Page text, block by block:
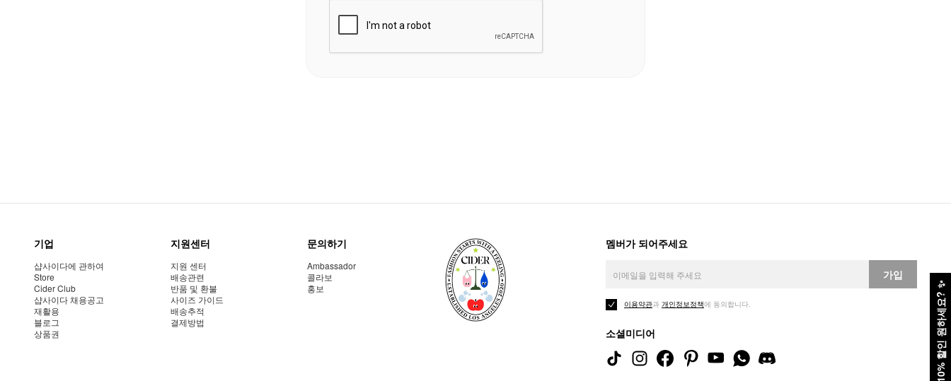
10% 할인 원하세요?
✨
기업
샵사이다에 관하여
Store
Cider Club
샵사이다 채용공고
재활용
블로그
상품권
지원센터
지원 센터
배송관련
반품 및 환불
사이즈 가이드
배송추적
결제방법
문의하기
Ambassador
콜라보
홍보
멤버가 되어주세요
가입
이용약관과 개인정보정책에 동의합니다.
소셜미디어